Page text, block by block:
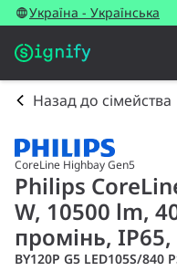
Україна - Українська
Назад до сімейства
CoreLine Highbay Gen5
Philips
W, 10500 lm,
промінь,
BY120P G5 LED105S/840